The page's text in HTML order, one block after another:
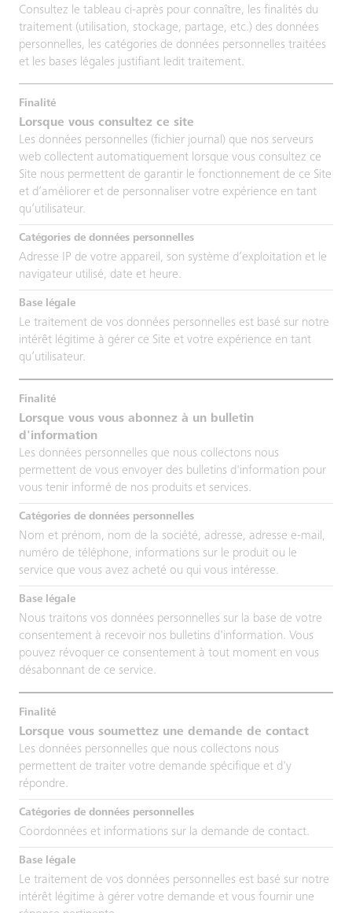
Consultez le tableau ci-après pour connaître, les finalités du
traitement (utilisation, stockage, partage, etc.) des données
personnelles, les catégories de données personnelles traitées
et les bases légales justifiant ledit traitement.
Lorsque vous consultez ce site
Les données personnelles (fichier journal) que nos serveurs
web collectent automatiquement lorsque vous consultez ce
Site nous permettent de garantir le fonctionnement de ce Site
et d’améliorer et de personnaliser votre expérience en tant
qu’utilisateur.
Adresse IP de votre appareil, son système d’exploitation et le
navigateur utilisé, date et heure.
Le traitement de vos données personnelles est basé sur notre
intérêt légitime à gérer ce Site et votre expérience en tant
qu’utilisateur.
Lorsque vous vous abonnez à un bulletin
d'information
Les données personnelles que nous collectons nous
permettent de vous envoyer des bulletins d'information pour
vous tenir informé de nos produits et services.
Nom et prénom, nom de la société, adresse, adresse e-mail,
numéro de téléphone, informations sur le produit ou le
service que vous avez acheté ou qui vous intéresse.
Nous traitons vos données personnelles sur la base de votre
consentement à recevoir nos bulletins d'information. Vous
pouvez révoquer ce consentement à tout moment en vous
désabonnant de ce service.
Lorsque vous soumettez une demande de contact
Les données personnelles que nous collectons nous
permettent de traiter votre demande spécifique et d'y
répondre.
Coordonnées et informations sur la demande de contact.
Le traitement de vos données personnelles est basé sur notre
intérêt légitime à gérer votre demande et vous fournir une